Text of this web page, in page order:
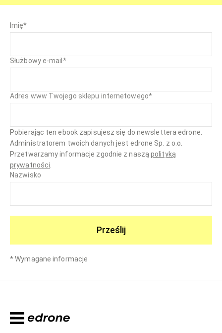
Imię*
Służbowy e-mail *
Adres www Twojego sklepu internetowego*
Pobierając ten ebook zapisujesz się do newslettera edrone.
Administratorem twoich danych jest edrone Sp. z o.o.
Przetwarzamy informacje zgodnie z nasząpolityką
prywatności
Nazwisko
Prześlij
*Wymagane informacje